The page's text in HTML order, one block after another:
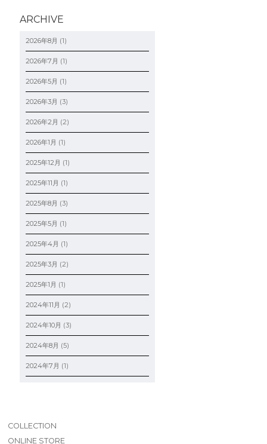
ARCHIVE
2026年8月 (1)
2026年7月 (1)
2026年5月 (1)
2026年3月 (3)
2026年2月 (2)
2026年1月 (1)
2025年12月 (1)
2025年11月 (1)
2025年8月 (3)
2025年5月 (1)
2025年4月 (1)
2025年3月 (2)
2025年1月 (1)
2024年11月 (2)
2024年10月 (3)
2024年8月 (5)
2024年7月 (1)
COLLECTION
ONLINE STORE